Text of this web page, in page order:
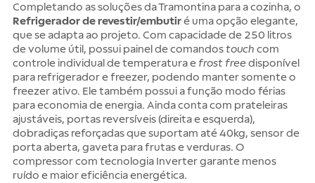
Completando as soluções da Tramontina para a cozinha, o
Refrigerador de revestir/embutiré uma opção elegante,
que se adapta ao projeto. Com capacidade de 250 litros
de volume útil, possui painel de comandos touch com
controle individual de temperatura e frost freedisponível
para refrigerador e freezer, podendo manter somente o
freezer ativo. Ele também possui a função modo férias
para economia de energia. Ainda conta com prateleiras
ajustáveis, portas reversíveis (direita e esquerda),
dobradiças reforçadas que suportam até 40kg, sensor de
porta aberta, gaveta para frutas e verduras. O
compressor com tecnologia Inverter garante menos
ruído e maior eficiência energética.